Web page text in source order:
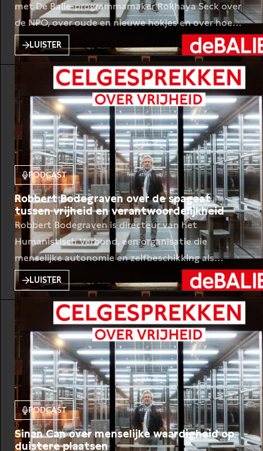
met De Balie-programmamaker Rokhaya Seck over
de NPO, over oude en nieuwe hokjes en over hoe
zwaar het is om tegen de stroom in te zwemmen.
Toen in De Balie het Vrijdenkersfestival 2021
plaatsvond, stond op het Leidseplein een
levensgrote gevangenis. De kunstinstallatie SİLİVRİ
– prison of thought is een replica
LUISTER
PODCAST
Robbert Bodegraven over de spagaat
tussen vrijheid en verantwoordelijkheid
Robbert Bodegraven is directeur van het
Humanistisch Verbond, een organisatie die
menselijke autonomie en zelfbeschikking als
uitgangspunten heeft. Hoe verhoudt dit
verlichtingsdenken zich tot de klimaatcrisis en de
verregaande polarisatie in onze
samenleving? Schrijver Jeroen Pen gaat met
Bodegraven in gesprek over de toekomst van het
humanisme, militant-atheïsme en Rutger Bregman.
Toen in De Balie het Vrijdenkersfestival 2021
plaatsvond,
LUISTER
PODCAST
Sinan Can over menselijke waardigheid op
duistere plaatsen